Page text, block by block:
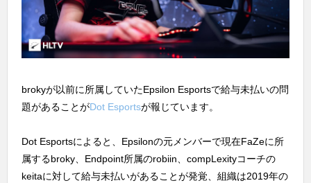
brokyが以前に所属していたEpsilon Esportsで給与未払いの問
題があることがDot Esportsが報じています。
Dot Esportsによると、Epsilonの元メンバーで現在FaZeに所
属するbroky、Endpoint所属のrobiin、compLexityコーチの
keitaに対して給与未払いがあることが発覚、組織は2019年の